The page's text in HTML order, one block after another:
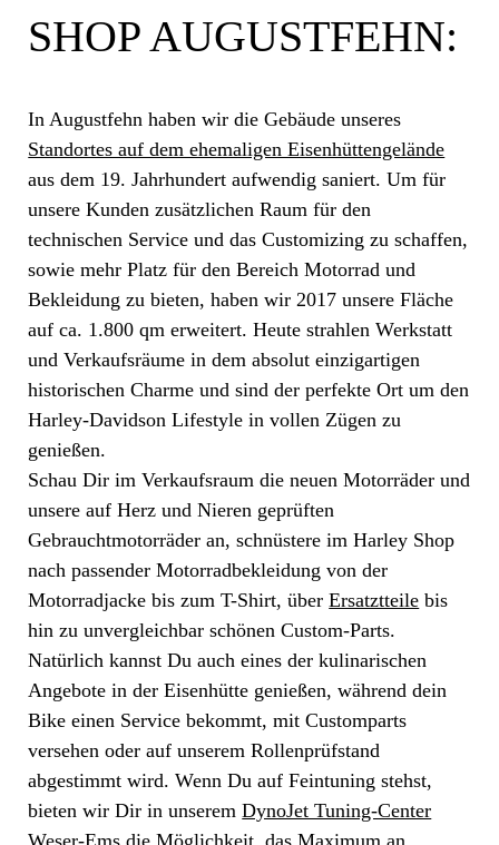
SHOP AUGUSTFEHN:
In Augustfehn haben wir die Gebäude unseres
Standortes auf dem ehemaligen Eisenhüttengelände
aus dem 19. Jahrhundert aufwendig saniert. Um für
unsere Kunden zusätzlichen Raum für den
technischen Service und das Customizing zu schaffen,
sowie mehr Platz für den Bereich Motorrad und
Bekleidung zu bieten, haben wir 2017 unsere Fläche
auf ca. 1.800 qm erweitert. Heute strahlen Werkstatt
und Verkaufsräume in dem absolut einzigartigen
historischen Charme und sind der perfekte Ort um den
Harley-Davidson Lifestyle in vollen Zügen zu
genießen.
Schau Dir im Verkaufsraum die neuen Motorräder und
unsere auf Herz und Nieren geprüften
Gebrauchtmotorräder an, schnüstere im Harley Shop
nach passender Motorradbekleidung von der
Motorradjacke bis zum T-Shirt, überErsatztteile bis
hin zu unvergleichbar schönen Custom-Parts.
Natürlich kannst Du auch eines der kulinarischen
Angebote in der Eisenhütte genießen, während dein
Bike einen Service bekommt, mit Customparts
versehen oder auf unserem Rollenprüfstand
abgestimmt wird. Wenn Du auf Feintuning stehst,
bieten wir Dir in unseremDynoJet Tuning-Center